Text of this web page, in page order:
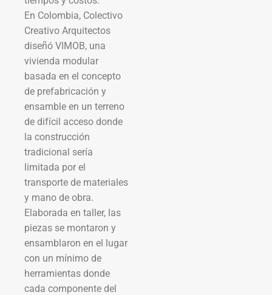
En Colombia, Colectivo
Creativo Arquitectos
diseñó VIMOB, una
vivienda modular
basada en el concepto
de prefabricación y
ensamble en un terreno
de difícil acceso donde
la construcción
tradicional sería
limitada por el
transporte de materiales
y mano de obra.
Elaborada en taller, las
piezas se montaron y
ensamblaron en el lugar
con un mínimo de
herramientas donde
cada componente del